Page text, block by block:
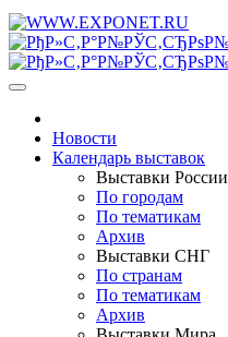
Новости
Календарь выставок
Выставки России
По городам
По тематикам
Архив
Выставки СНГ
По странам
По тематикам
Архив